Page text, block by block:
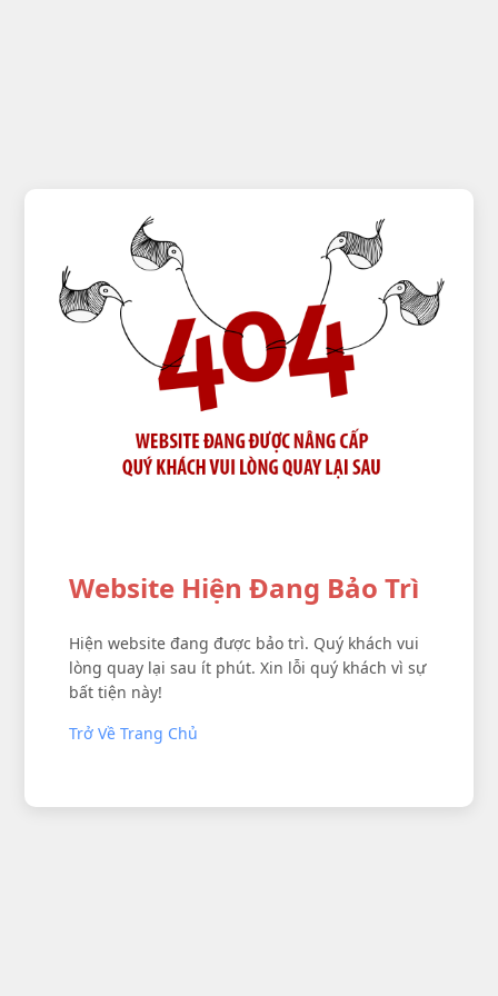
Website Hiện Đang Bảo Trì
Hiện website đang được bảo trì. Quý khách vui
lòng quay lại sau ít phút. Xin lỗi quý khách vì sự
bất tiện này!
Trở Về Trang Chủ